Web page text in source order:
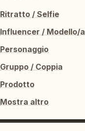
Ritratto / Selfie
Influencer / Modello/a
Personaggio
Gruppo / Coppia
Prodotto
Mostra altro